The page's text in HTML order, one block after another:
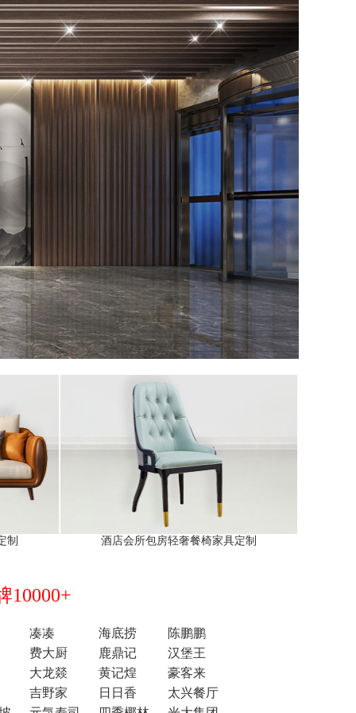
制 酒店会所包房轻奢餐椅家具定制
10000+
凑凑 海底捞
陈鹏鹏
费大厨
鹿鼎记
汉堡王
大龙燚
黄记煌
豪客来
吉野家
日日香
太兴餐厅